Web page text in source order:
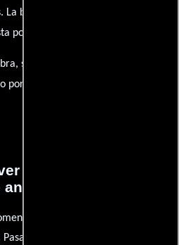
. La banda sonora para esta
por
se encuentra a cargo de
por
la películas Happy
Now?
no contamos con enlaces a
por nuestro catálogo de